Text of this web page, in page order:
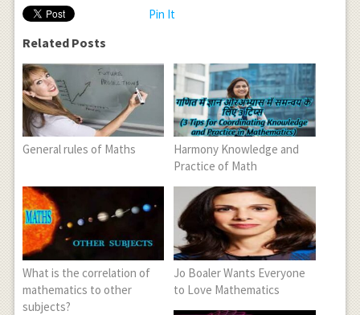
Pin It
Related Posts
General rules of Maths
Harmony Knowledge and
Practice of Math
What is the correlation of
mathematics to other
subjects?
Jo Boaler Wants Everyone
to Love Mathematics